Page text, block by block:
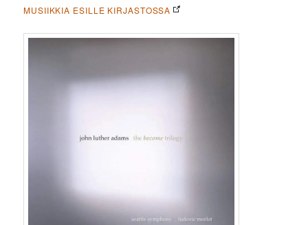
MUSIIKKIA ESILLE KIRJASTOSSA